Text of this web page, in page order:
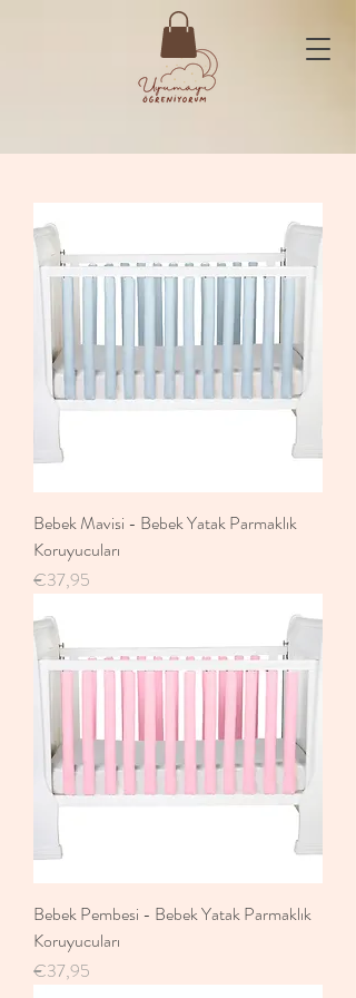
Bebek Mavisi - Bebek Yatak Parmaklık
Koruyucuları
Fiyat
€37,95
Bebek Pembesi - Bebek Yatak Parmaklık
Koruyucuları
Fiyat
€37,95